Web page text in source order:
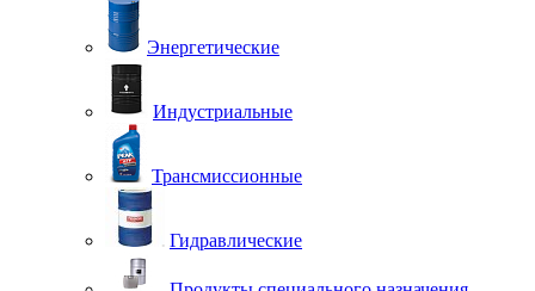
Энергетические
Индустриальные
Трансмиссионные
Гидравлические